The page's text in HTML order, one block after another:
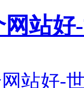
网站好
站好-